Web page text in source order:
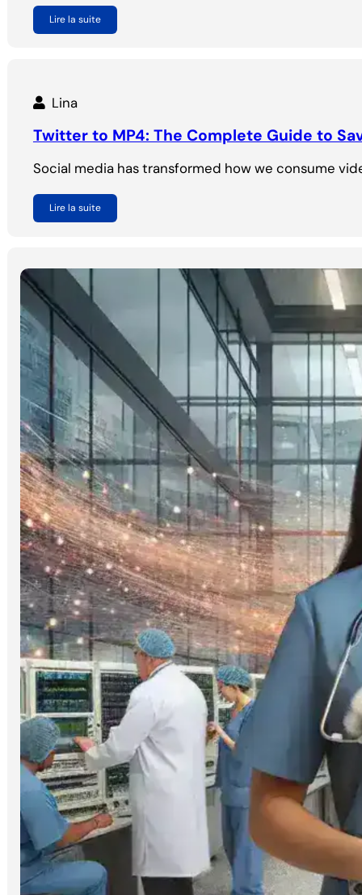
Lire la suite
Lina
Twitter to MP4: The Complete Guide to
Social media has transformed how we consume
Lire la suite